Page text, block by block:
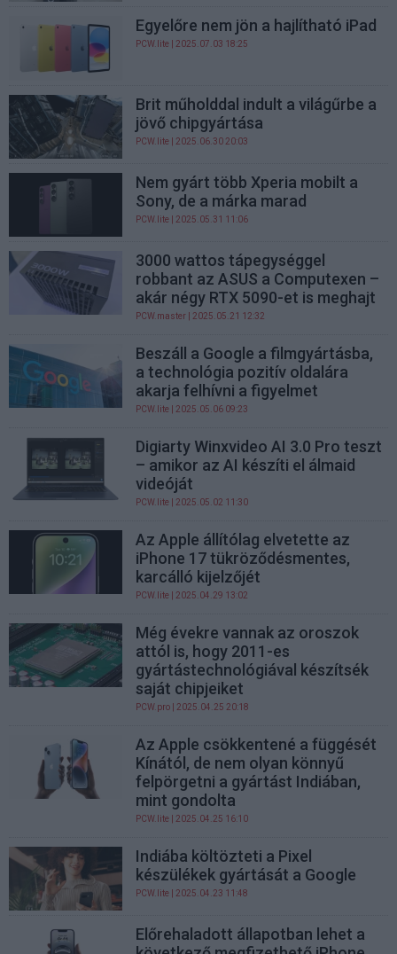
Egyelőre nem jön a hajlítható iPad
PCW.lite | 2025.07.03 18:25
Brit műholddal indult a világűrbe a
jövő chipgyártása
PCW.lite | 2025.06.30 20:03
Nem gyárt több Xperia mobilt a
Sony, de a márka marad
PCW.lite | 2025.05.31 11:06
3000 wattos tápegységgel
robbant az ASUS a Computexen –
akár négy RTX 5090-et is meghajt
PCW.master | 2025.05.21 12:32
Beszáll a Google a filmgyártásba,
a technológia pozitív oldalára
akarja felhívni a figyelmet
PCW.lite | 2025.05.06 09:23
Digiarty Winxvideo AI 3.0 Pro teszt
– amikor az AI készíti el álmaid
videóját
PCW.lite | 2025.05.02 11:30
Az Apple állítólag elvetette az
iPhone 17 tükröződésmentes,
karcálló kijelzőjét
PCW.lite | 2025.04.29 13:02
Még évekre vannak az oroszok
attól is, hogy 2011-es
gyártástechnológiával készítsék
saját chipjeiket
PCW.pro | 2025.04.25 20:18
Az Apple csökkentené a függését
Kínától, de nem olyan könnyű
felpörgetni a gyártást Indiában,
mint gondolta
PCW.lite | 2025.04.25 16:10
Indiába költözteti a Pixel
készülékek gyártását a Google
PCW.lite | 2025.04.23 11:48
Előrehaladott állapotban lehet a